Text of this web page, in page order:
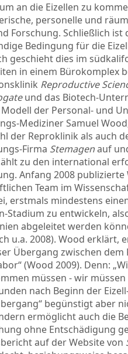
an die Eizellen zu
personelle und
Forschung. Schließlich
Bedingung für die
geschieht dies im
in einem Bürokomplex
Reproductive
und das Biotech-
der Personal- und
Mediziner Samuel
der Reproklinik als auch
Firma Stemagenauf
zu den international
Anfang 2008 publizierte
Team im
erstmals mindestens
Stadium zu entwickeln,
abgeleitet werden
u.a. 2008). Wood erklärt,
Übergang zwischen
(Wood 2009). Denn:
müssen - wir
nach Beginn der
begünstigt aber
ermöglicht auch die
ohne Entschädigung
auf der Website von